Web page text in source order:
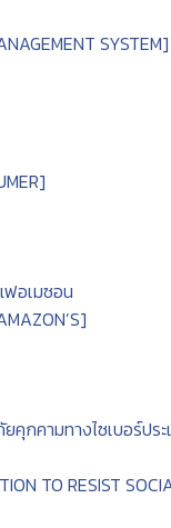
SYSTEM]
อเมซอน
กคามทางไซเบอร์ประ
TO RESIST